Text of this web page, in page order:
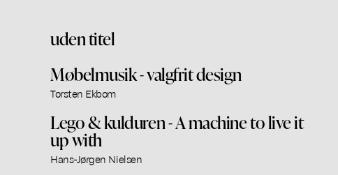
uden titel
Møbelmusik - valgfrit design
Torsten Ekbom
Lego & kulduren - A machine to live it
up with
Hans-Jørgen Nielsen